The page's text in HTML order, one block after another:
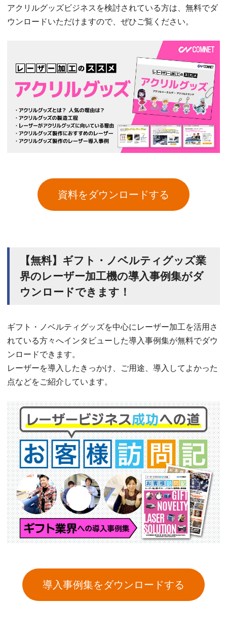
アクリルグッズビジネスを検討されている方は、無料でダ
ウンロードいただけますので、ぜひご覧ください。
資料をダウンロードする
【無料】ギフト・ノベルティグッズ業
界のレーザー加工機の導入事例集がダ
ウンロードできます！
ギフト・ノベルティグッズを中心にレーザー加工を活用さ
れている方々へインタビューした導入事例集が無料でダウ
ンロードできます。
レーザーを導入したきっかけ、ご用途、導入してよかった
点などをご紹介しています。
導入事例集をダウンロードする